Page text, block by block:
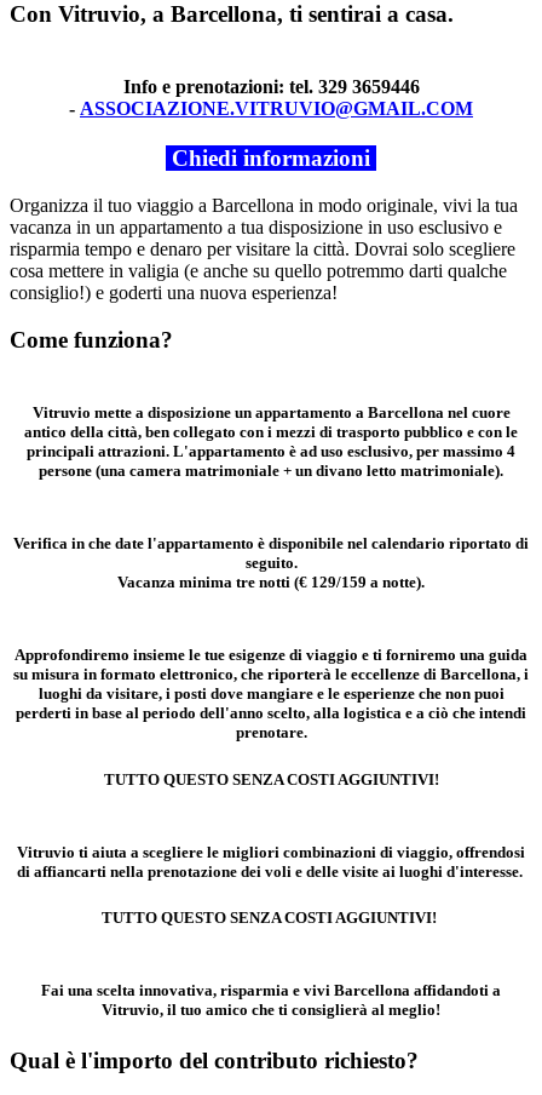
Con Vitruvio, a Barcellona, ti sentirai a casa.
Info e prenotazioni: tel. 329 3659446
- ASSOCIAZIONE.VITRUVIO@GMAIL.COM
Chiedi informazioni
Organizza il tuo viaggio a Barcellona in modo originale, vivi la tua
vacanza in un appartamento a tua disposizione in uso esclusivo e
risparmia tempo e denaro per visitare la città. Dovrai solo scegliere
cosa mettere in valigia (e anche su quello potremmo darti qualche
consiglio!) e goderti una nuova esperienza!
Come funziona?
Vitruvio mette a disposizione un appartamento a Barcellona nel cuore
antico della città, ben collegato con i mezzi di trasporto pubblico e con le
principali attrazioni. L'appartamento è ad uso esclusivo, per massimo 4
persone (una camera matrimoniale + un divano letto matrimoniale).
Verifica in che date l'appartamento è disponibile nel calendario riportato di
seguito.
Vacanza minima tre notti (€ 129/159 a notte).
Approfondiremo insieme le tue esigenze di viaggio e ti forniremo una guida
su misura in formato elettronico, che riporterà le eccellenze di Barcellona, i
luoghi da visitare, i posti dove mangiare e le esperienze che non puoi
perderti in base al periodo dell'anno scelto, alla logistica e a ciò che intendi
prenotare.
TUTTO QUESTO SENZA COSTI AGGIUNTIVI!
Vitruvio ti aiuta a scegliere le migliori combinazioni di viaggio, offrendosi
di affiancarti nella prenotazione dei voli e delle visite ai luoghi d'interesse.
TUTTO QUESTO SENZA COSTI AGGIUNTIVI!
Fai una scelta innovativa, risparmia e vivi Barcellona affidandoti a
Vitruvio, il tuo amico che ti consiglierà al meglio!
Qual è l'importo del contributo richiesto?